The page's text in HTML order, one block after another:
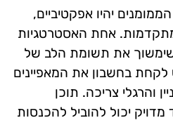
יהיו אפקטיביים,
אחת האסטרטגיות
שימשוך את תשומת הלב של
בחשבון את המאפיינים
והרגלי צריכה. תוכן
יכול להוביל להכנסות